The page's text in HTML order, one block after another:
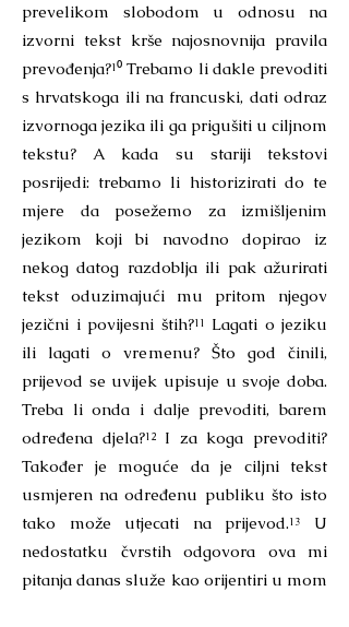
prevelikom slobodom u odnosu na
izvorni tekst krše najosnovnija pravila
prevođenja?¹⁰ Trebamo li dakle prevoditi
s hrvatskoga ili na francuski, dati odraz
izvornoga jezika ili ga prigušiti u ciljnom
tekstu? A kada su stariji tekstovi
posrijedi: trebamo li historizirati do te
mjere da posežemo za izmišljenim
jezikom koji bi navodno dopirao iz
nekog datog razdoblja ili pak ažurirati
tekst oduzimajući mu pritom njegov
jezični i povijesni štih?¹¹ Lagati o jeziku
ili lagati o vremenu? Što god činili,
prijevod se uvijek upisuje u svoje doba.
Treba li onda i dalje prevoditi, barem
određena djela?¹² I za koga prevoditi?
Također je moguće da je ciljni tekst
usmjeren na određenu publiku što isto
tako može utjecati na prijevod.¹³ U
nedostatku čvrstih odgovora ova mi
pitanja danas služe kao orijentiri u mom